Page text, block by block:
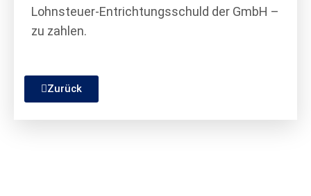
Lohnsteuer-Entrichtungsschuld der GmbH –
zu zahlen.
Zurück